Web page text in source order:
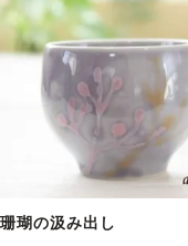
珊瑚の汲み出し